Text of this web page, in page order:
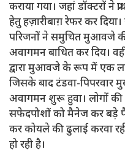
कराया गया। जहां डॉक्टरों ने
हेतु हज़ारीबाग़ रेफर कर
परिजनों ने समुचित मुआवजे
अवागमन बाधित कर दिय।
द्वारा मुआवजे के रूप में एक
जिसके बाद टंडवा-पिपरवार
अवागमन शुरू हुवा। लोगों की
सफेदपोशों को मैनेज कर बड़े
कर कोयले की ढुलाई करवा
हो रही है।